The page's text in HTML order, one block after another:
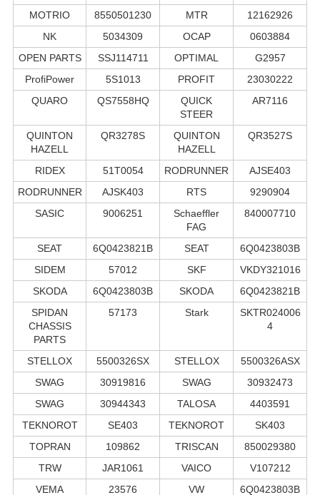
MOTRIO
8550501230 MTR
12162926
NK
5034309 OCAP
0603884
OPEN PARTS
SSJ114711 OPTIMAL
G2957
ProfiPower
5S1013 PROFIT
23030222
QUARO
QS7558HQ
QUICK
STEER
AR7116
QUINTON
HAZELL
QR3278S
QUINTON
HAZELL
QR3527S
RIDEX 51T0054 RODRUNNER
AJSE403
RODRUNNER
AJSK403 RTS
9290904
SASIC
9006251
Schaeffler
FAG
840007710
SEAT 6Q0423821B SEAT
6Q0423803B
SIDEM
57012 SKF
VKDY321016
SKODA
6Q0423803B SKODA
6Q0423821B
SPIDAN
CHASSIS
PARTS
57173 Stark
SKTR024006
4
STELLOX 5500326SX STELLOX
5500326ASX
SWAG
30919816 SWAG
30932473
SWAG
30944343 TALOSA
4403591
TEKNOROT
SE403 TEKNOROT
SK403
TOPRAN
109862 TRISCAN
850029380
TRW
JAR1061 VAICO
V107212
VEMA
23576 VW 6Q0423803B